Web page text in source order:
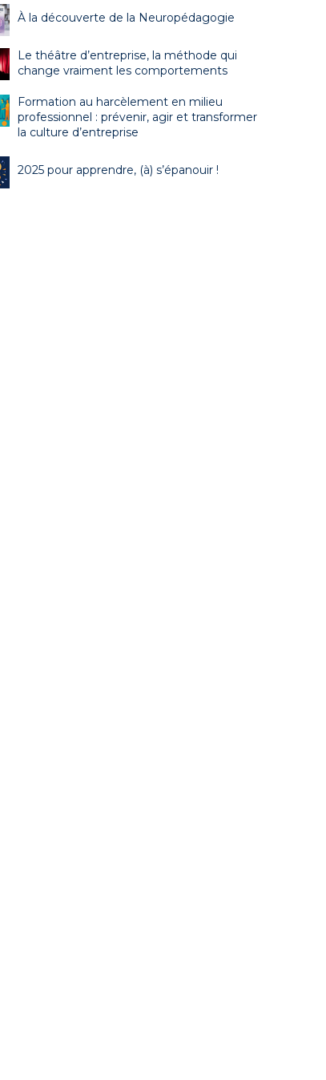
À la découverte de la Neuropédagogie
Le théâtre d’entreprise, la méthode qui
change vraiment les comportements
Formation au harcèlement en milieu
professionnel : prévenir, agir et transformer
la culture d’entreprise
2025 pour apprendre, (à) s’épanouir !